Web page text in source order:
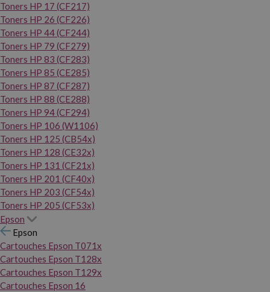
Toners HP 17 (CF217)
Toners HP 26 (CF226)
Toners HP 44 (CF244)
Toners HP 79 (CF279)
Toners HP 83 (CF283)
Toners HP 85 (CE285)
Toners HP 87 (CF287)
Toners HP 88 (CE288)
Toners HP 94 (CF294)
Toners HP 106 (W1106)
Toners HP 125 (CB54x)
Toners HP 128 (CE32x)
Toners HP 131 (CF21x)
Toners HP 201 (CF40x)
Toners HP 203 (CF54x)
Toners HP 205 (CF53x)
Epson
Epson
Cartouches Epson T071x
Cartouches Epson T128x
Cartouches Epson T129x
Cartouches Epson 16